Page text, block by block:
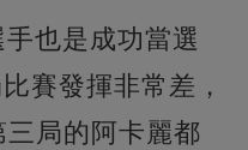
也是成功當選
賽發揮非常差，
局的阿卡麗都